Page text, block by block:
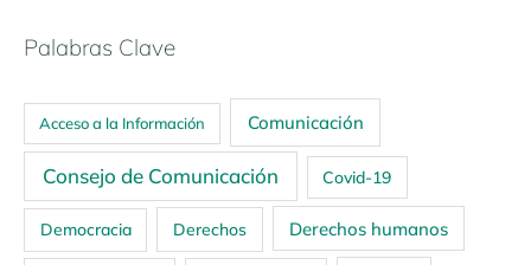
Palabras Clave
Acceso a la Información Comunicación
Consejo de Comunicación Covid-19
Democracia Derechos Derechos humanos